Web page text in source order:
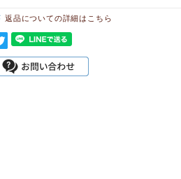
返品についての詳細はこちら